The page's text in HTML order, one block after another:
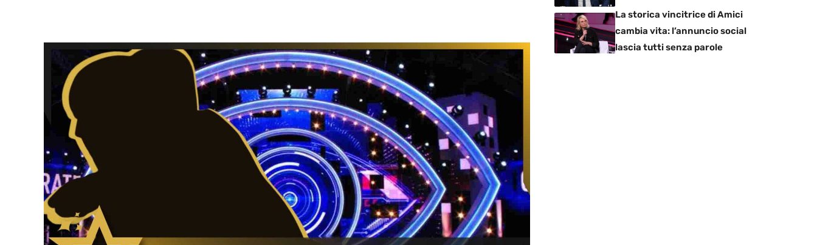
La storica vincitrice di Amici
cambia vita: l’annuncio social
lascia tutti senza parole